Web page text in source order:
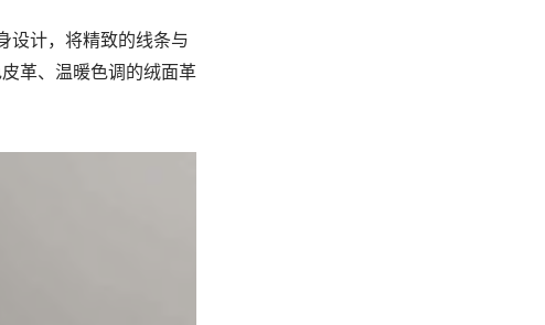
设计，将精致的线条与
革、温暖色调的绒面革